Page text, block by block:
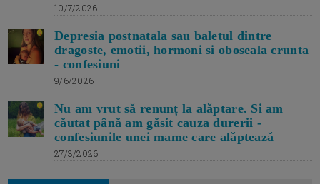
10/7/2026
Depresia postnatala sau baletul dintre
dragoste, emotii, hormoni si oboseala crunta
- confesiuni
9/6/2026
Nu am vrut să renunț la alăptare. Si am
căutat până am găsit cauza durerii -
confesiunile unei mame care alăptează
27/3/2026